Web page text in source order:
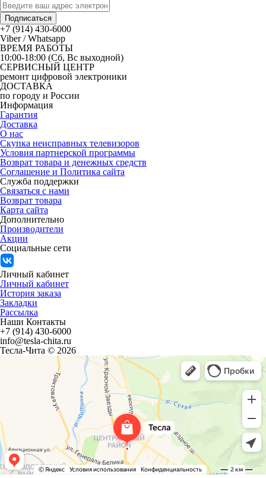
Подписаться
+7 (914) 430-6000
Viber / Whatsapp
ВРЕМЯ РАБОТЫ
10:00-18:00 (Сб, Вс выходной)
СЕРВИСНЫЙ ЦЕНТР
ремонт цифровой электроники
ДОСТАВКА
по городу и России
Информация
Гарантия
Доставка
О нас
Скупка неисправных телевизоров
Условия партнерской программы
Возврат товара и денежных средств
Соглашение и Политика сайта
Служба поддержки
Связаться с нами
Возврат товара
Карта сайта
Дополнительно
Производители
Акции
Социальные сети
Личный кабинет
Личный кабинет
История заказа
Закладки
Рассылка
Наши Контакты
+7 (914) 430-6000
info@tesla-chita.ru
Тесла-Чита © 2026